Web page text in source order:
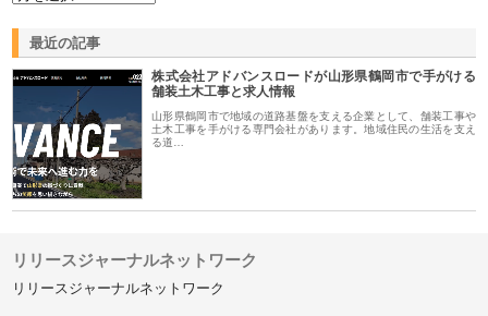
最近の記事
株式会社アドバンスロードが山形県鶴岡市で手がける
舗装土木工事と求人情報
山形県鶴岡市で地域の道路基盤を支える企業として、舗装工事や
土木工事を手がける専門会社があります。地域住民の生活を支え
る道…
リリースジャーナルネットワーク
リリースジャーナルネットワーク